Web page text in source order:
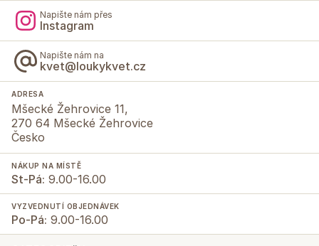
Napište nám přes
Instagram
Napište nám na
kvet@loukykvet.cz
ADRESA
Mšecké Žehrovice 11,
270 64 Mšecké Žehrovice
Česko
NÁKUP NA MÍSTĚ
St-Pá: 9.00-16.00
VYZVEDNUTÍ OBJEDNÁVEK
Po-Pá: 9.00-16.00